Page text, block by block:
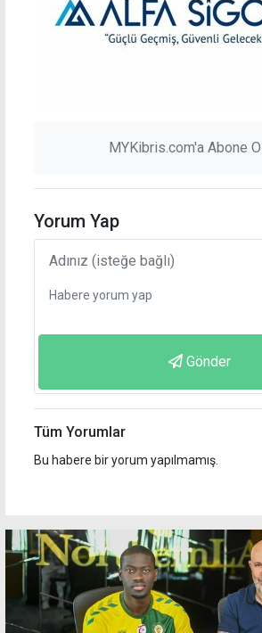
MYKibris.com'a Abone Ol
Yorum Yap
Gönder
Tüm Yorumlar
Bu habere bir yorum yapılmamış.